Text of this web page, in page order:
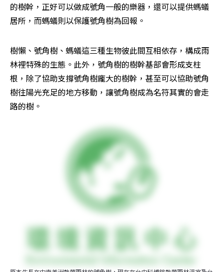
的樹幹，正好可以做成號角一般的樂器，還可以提供螞蟻
居所，而螞蟻則以保護號角樹為回報。
樹懶、號角樹、螞蟻這三種生物彼此間互相依存，構成雨
林裡特殊的生態。此外，號角樹的樹幹基部會形成支柱
根，除了協助支撐號角樹龐大的樹幹，甚至可以協助號角
樹往陽光充足的地方移動，讓號角樹成為名符其實的會走
路的樹。